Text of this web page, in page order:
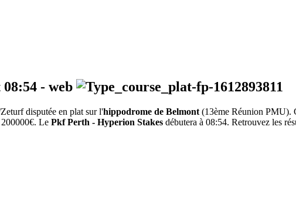
08:54 - web
disputée en plat sur l'hippodrome de Belmont (13ème Réunion PMU).
200000€. Le Pkf Perth - Hyperion Stakes débutera à 08:54. Retrouvez les